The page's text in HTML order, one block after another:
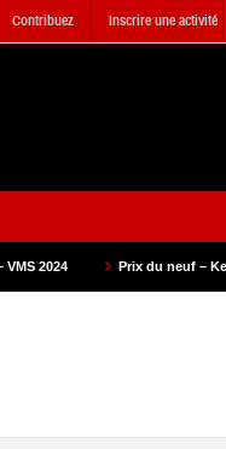
Contribuez Inscrire une activité
Prix du neuf – Keeway 2023